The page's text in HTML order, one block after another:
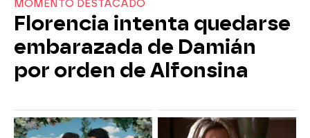
MOMENTO DESTACADO
Florencia intenta quedarse
embarazada de Damián
por orden de Alfonsina